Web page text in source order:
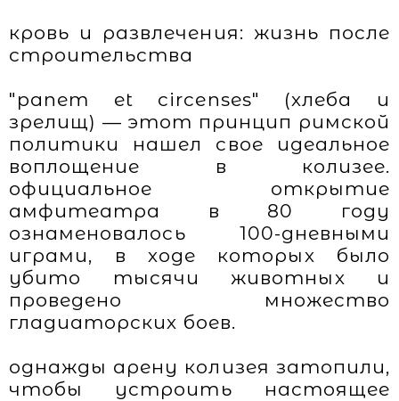
кровь и развлечения: жизнь после
строительства
"panem et circenses" (хлеба и
зрелищ) — этот принцип римской
политики нашел свое идеальное
воплощение в колизее.
официальное открытие
амфитеатра в 80 году
ознаменовалось 100-дневными
играми, в ходе которых было
убито тысячи животных и
проведено множество
гладиаторских боев.
однажды арену колизея затопили,
чтобы устроить настоящее